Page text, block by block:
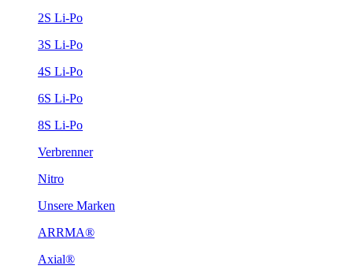
2S Li-Po
3S Li-Po
4S Li-Po
6S Li-Po
8S Li-Po
Verbrenner
Nitro
Unsere Marken
ARRMA®
Axial®